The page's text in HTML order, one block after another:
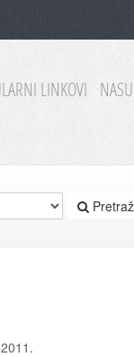
LINKOVI